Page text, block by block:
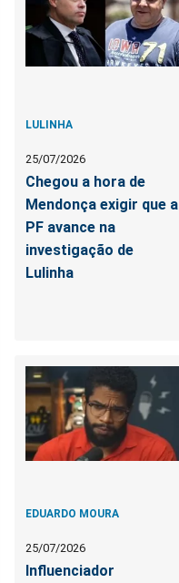
LULINHA
25/07/2026
Chegou a hora de
Mendonça exigir que a
PF avance na
investigação de
Lulinha
EDUARDO MOURA
25/07/2026
Influenciador